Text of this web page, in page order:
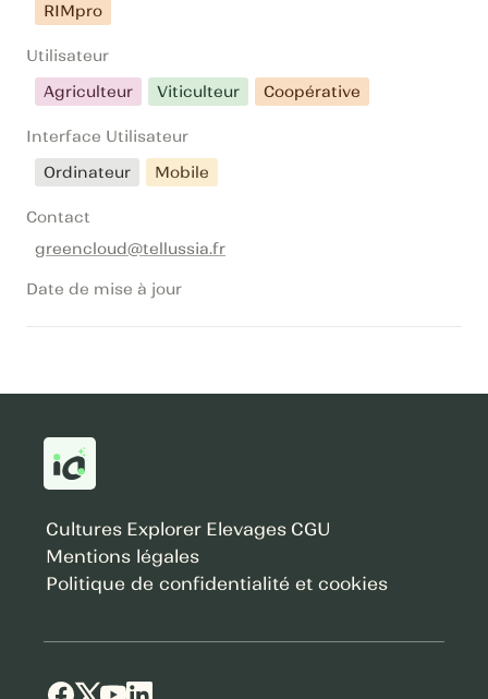
RIMpro
Utilisateur
Agriculteur
Viticulteur Coopérative
Interface Utilisateur
Ordinateur
Mobile
Contact
greencloud@tellussia.fr
Date de mise à jour
Cultures Explorer Elevages CGU
Mentions légales
Politique de confidentialité et cookies